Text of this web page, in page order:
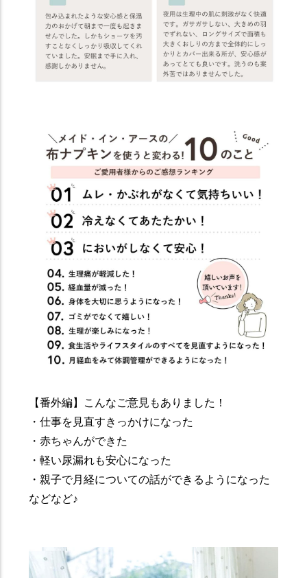
【番外編】こんなご意見もありました！
・仕事を見直すきっかけになった
・赤ちゃんができた
・軽い尿漏れも安心になった
・親子で月経についての話ができるようになった
などなど♪